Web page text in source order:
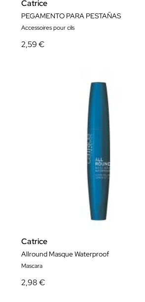
Catrice
PEGAMENTO PARA PESTAÑAS
Accessoires pour cils
2,59 €
Catrice
Allround Masque Waterproof
Mascara
2,98 €